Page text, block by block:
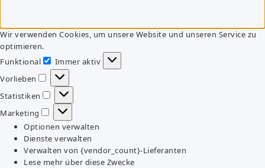
Wir verwenden Cookies, um unsere Website und unseren Service zu
optimieren.
Funktional
Funktional
Immer aktiv
Vorlieben
Vorlieben
Statistiken
Statistiken
Marketing
Marketing
Optionen verwalten
Dienste verwalten
Verwalten von {vendor_count}-Lieferanten
Lese mehr über diese Zwecke